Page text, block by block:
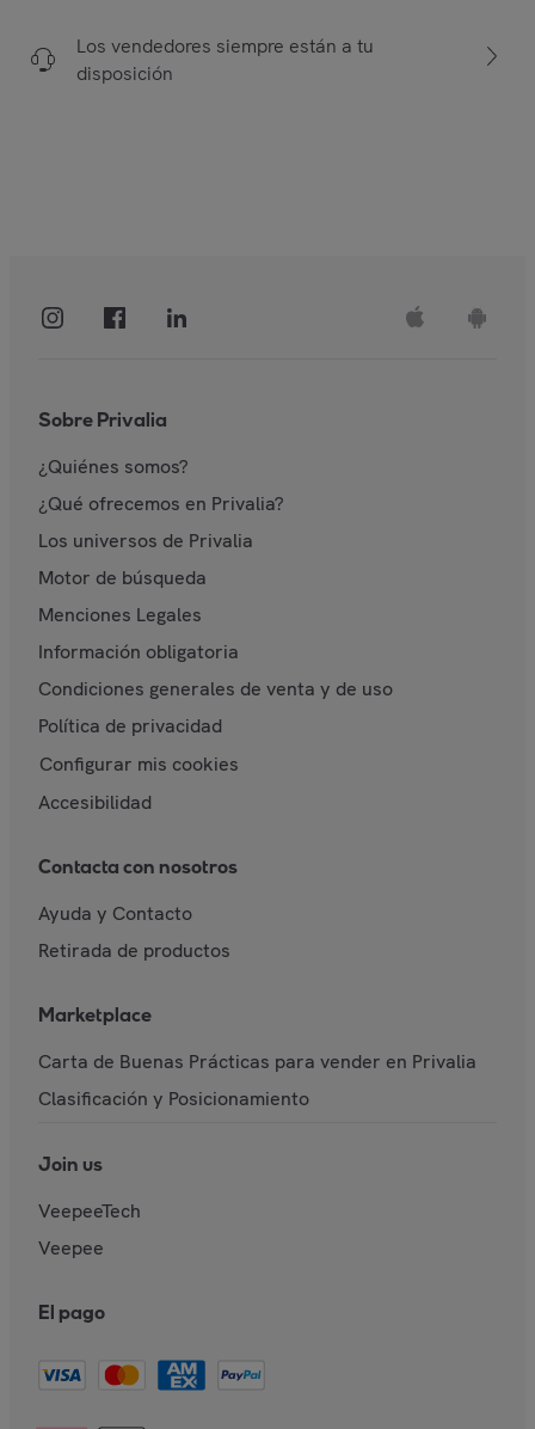
Los vendedores siempre están a tu
disposición
Sobre Privalia
¿Quiénes somos?
¿Qué ofrecemos en Privalia?
Los universos de Privalia
Motor de búsqueda
Menciones Legales
Información obligatoria
Condiciones generales de venta y de uso
Política de privacidad
Configurar mis cookies
Accesibilidad
Contacta con nosotros
Ayuda y Contacto
Retirada de productos
Marketplace
Carta de Buenas Prácticas para vender en Privalia
Clasificación y Posicionamiento
Join us
VeepeeTech
Veepee
El pago